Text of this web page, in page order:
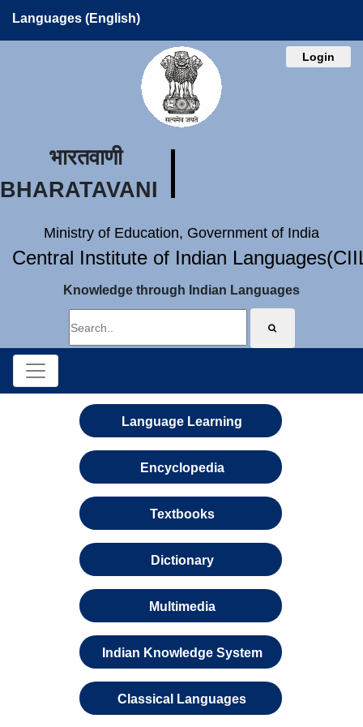
Languages (English)
Login
भारतवाणी
BHARATAVANI
Ministry of Education, Government of India
Central Institute of Indian
Knowledge through Indian Languages
Language Learning
Encyclopedia
Textbooks
Dictionary
Multimedia
Indian Knowledge System
Classical Languages